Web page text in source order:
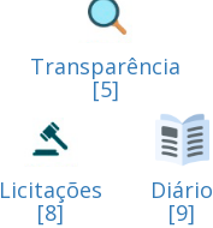
Transparência
[5]
Licitações
[8]
Diário
[9]